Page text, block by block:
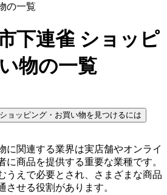
の一覧
下連雀 ショッピ
物の一覧
ョッピング・お買い物を見つけるには
に関連する業界は実店舗やオンライ
に商品を提供する重要な業種です。
うえで必要とされ、さまざまな商品
させる役割があります。